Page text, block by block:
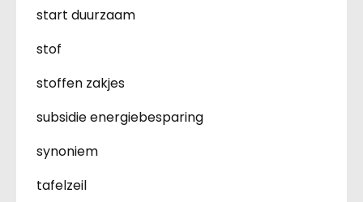
start duurzaam
stof
stoffen zakjes
subsidie energiebesparing
synoniem
tafelzeil